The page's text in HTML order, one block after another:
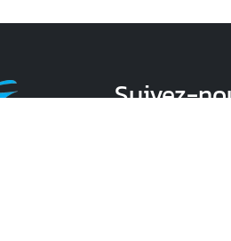
Suivez-